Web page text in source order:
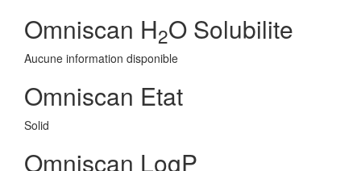
Omniscan H2O Solubilite
Aucune information disponible
Omniscan Etat
Solid
Omniscan LogP